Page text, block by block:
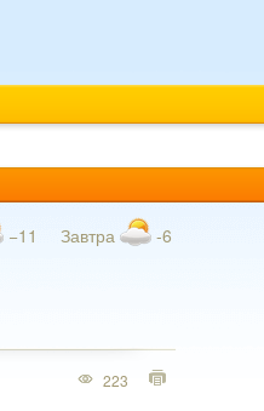
−11 Завтра -6
223